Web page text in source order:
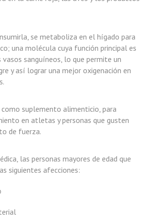
se metaboliza en el hígado para
una molécula cuya función principal es
sanguíneos, lo que permite un
y así lograr una mejor oxigenación en
como suplemento alimenticio, para
en atletas y personas que gusten
de fuerza.
las personas mayores de edad que
siguientes afecciones: